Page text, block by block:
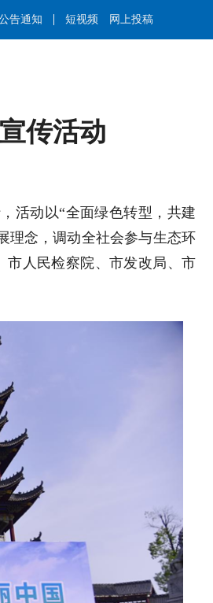
告通知 短视频 网上投稿
传活动
活动以“全面绿色转型，共建
理念，调动全社会参与生态环
市人民检察院、市发改局、市